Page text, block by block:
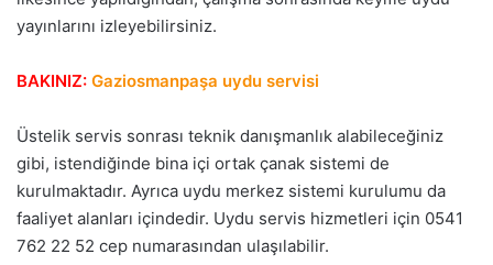
yayınlarını izleyebilirsiniz.
BAKINIZ: Gaziosmanpaşa uydu servisi
Üstelik servis sonrası teknik danışmanlık alabileceğiniz
gibi, istendiğinde bina içi ortak çanak sistemi de
kurulmaktadır. Ayrıca uydu merkez sistemi kurulumu da
faaliyet alanları içindedir. Uydu servis hizmetleri için 0541
762 22 52 cep numarasından ulaşılabilir.